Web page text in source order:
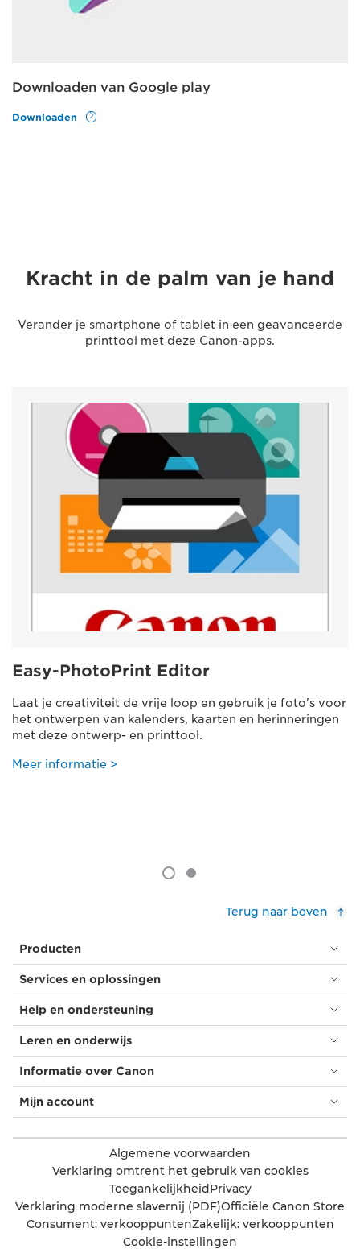
Downloaden van Google play
Downloaden
Kracht in de palm van je hand
Verander je smartphone of tablet in een geavanceerde
printtool met deze Canon-apps.
Easy-PhotoPrint Editor
Laat je creativiteit de vrije loop en gebruik je foto's voor
het ontwerpen van kalenders, kaarten en herinneringen
met deze ontwerp- en printtool.
Meer informatie >
Terug naar boven
Producten
Services en oplossingen
Help en ondersteuning
Leren en onderwijs
Informatie over Canon
Mijn account
Algemene voorwaarden
Verklaring omtrent het gebruik van cookies
ToegankelijkheidPrivacy
Verklaring moderne slavernij (PDF)Officiële Canon Store
Consument: verkooppuntenZakelijk: verkooppunten
Cookie-instellingen